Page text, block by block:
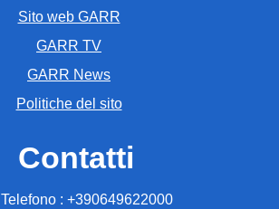
Sito web GARR
GARR TV
GARR News
Politiche del sito
Contatti
Telefono : +390649622000